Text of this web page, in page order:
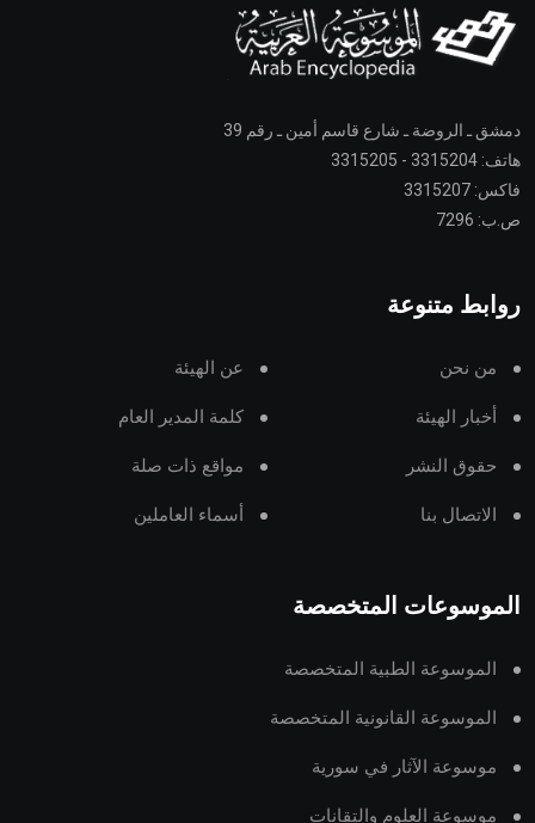
دمشق ـ الروضة ـ شارع قاسم أمين ـ رقم 39
هاتف: 3315204 - 3315205
فاكس: 3315207
ص.ب: 7296
روابط متنوعة
من نحن عن الهيئة
أخبار الهيئة كلمة المدير العام
حقوق النشر مواقع ذات صلة
الاتصال بنا أسماء العاملين
الموسوعات المتخصصة
الموسوعة الطبية المتخصصة
الموسوعة القانونية المتخصصة
موسوعة الآثار في سورية
موسوعة العلوم والتقانات